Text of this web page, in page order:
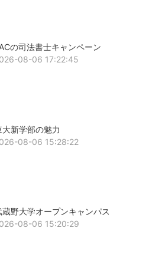
の司法書士キャンペーン
08-06 17:22:45
大新学部の魅力
08-06 15:28:22
蔵野大学オープンキャンパス
08-06 15:20:29